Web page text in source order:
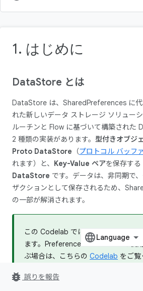
1. はじめに
DataStore とは
DataStore は、SharedPreferences に
れた新しいデータ ストレージ ソリュー
ルーチンと Flow に基づいて構築された
2 種類の実装があります。 型付きオブジ
Proto DataStore （プロトコル バッファ
れます）と、 Key-Value ペアを保存する
DataStore です。データは、非同期で
ザクションとして保存されるため、
の一部が解消されます。
この Codelab では、Proto
ます。Preferences DataStore の使
ぶ場合は、こちらの Codelab をご覧
bug_report 誤りを報告